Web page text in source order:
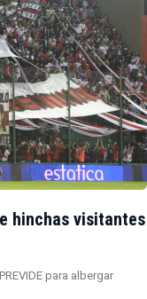
hinchas visitantes
para albergar